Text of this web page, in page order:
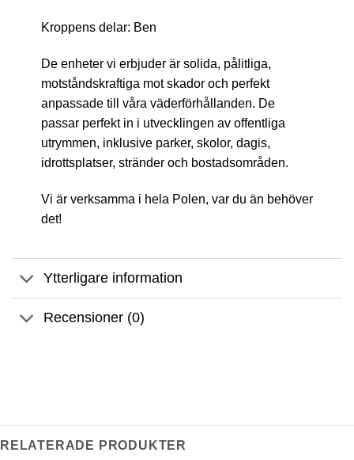
Kroppens delar: Ben
De enheter vi erbjuder är solida, pålitliga,
motståndskraftiga mot skador och perfekt
anpassade till våra väderförhållanden. De
passar perfekt in i utvecklingen av offentliga
utrymmen, inklusive parker, skolor, dagis,
idrottsplatser, stränder och bostadsområden.
Vi är verksamma i hela Polen, var du än behöver
det!
Ytterligare information
Recensioner (0)
RELATERADE PRODUKTER